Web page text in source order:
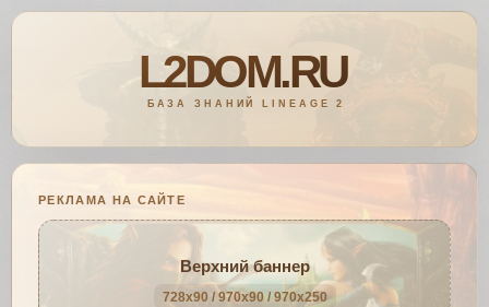
РЕКЛАМА НА САЙТЕ
Верхний баннер
728x90 / 970x90 / 970x250